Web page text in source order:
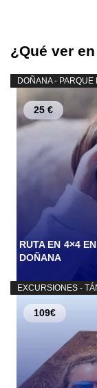
¿Qué ver
DOÑANA - PARQUE
25 €
RUTA EN 4×4
DOÑANA
EXCURSIONES -
109€